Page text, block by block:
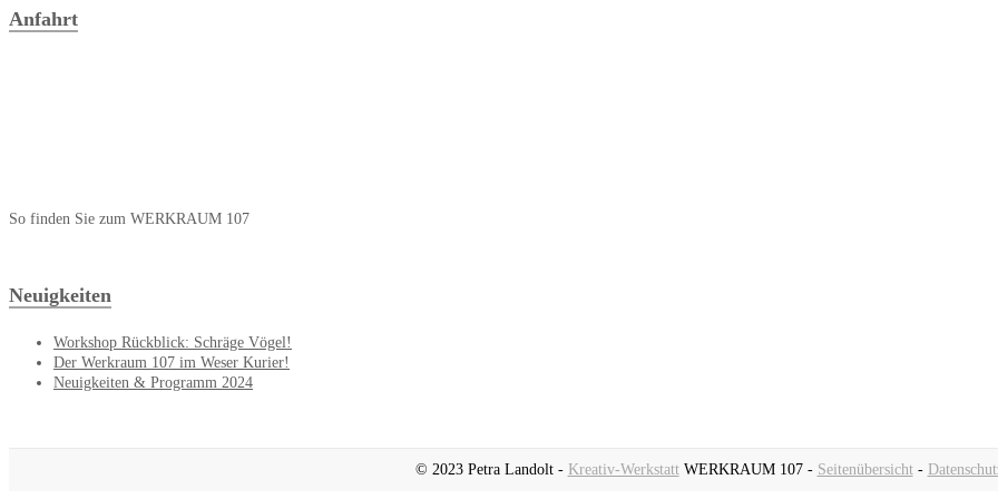
Anfahrt
So finden Sie zum WERKRAUM 107
Neuigkeiten
Workshop Rückblick: Schräge Vögel!
Der Werkraum 107 im Weser Kurier!
Neuigkeiten & Programm 2024
© 2023 Petra Landolt - Kreativ-WerkstattWERKRAUM 107 - Seitenübersicht-